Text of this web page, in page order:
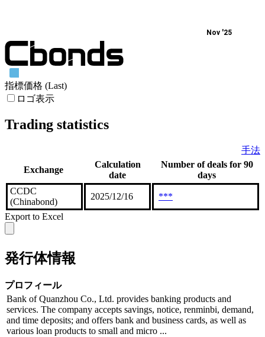
Nov '25
指標価格 (Last)
ロゴ表示
Trading statistics
手法
Exchange
Calculation
date
Number of deals for 90
days
CCDC
(Chinabond)
2025/12/16
***
Export to Excel
発行体情報
プロフィール
Bank of Quanzhou Co., Ltd. provides banking products and
services. The company accepts savings, notice, renminbi, demand,
and time deposits; and offers bank and business cards, as well as
various loan products to small and micro ...